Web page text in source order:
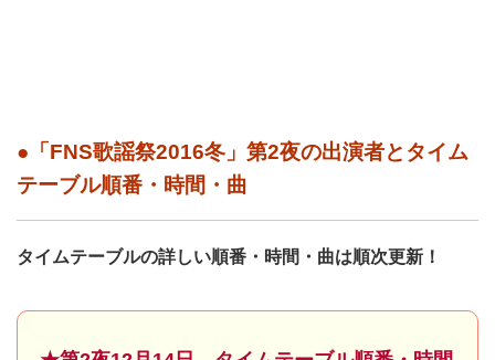
●「FNS歌謡祭2016冬」第2夜の出演者とタイム
テーブル順番・時間・曲
タイムテーブルの詳しい順番・時間・曲は順次更新！